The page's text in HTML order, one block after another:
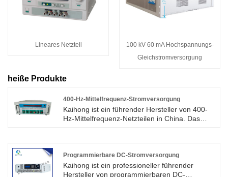
Lineares Netzteil
100 kV 60 mA Hochspannungs-
Gleichstromversorgung
heiße Produkte
400-Hz-Mittelfrequenz-Stromversorgung
Kaihong ist ein führender Hersteller von 400-
Hz-Mittelfrequenz-Netzteilen in China. Das
Luftfahrt und im Militär unter Verwendung
elektronischer Hochfrequenz-
Leistungsschalttechnologie entwickelt und
Programmierbare DC-Stromversorgung
Kaihong ist ein professioneller führender
Hersteller von programmierbaren DC-